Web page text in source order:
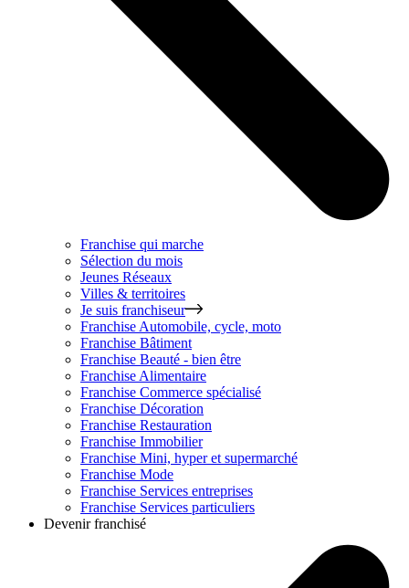
Franchise qui marche
Sélection du mois
Jeunes Réseaux
Villes & territoires
Je suis franchiseur
Franchise Automobile, cycle, moto
Franchise Bâtiment
Franchise Beauté - bien être
Franchise Alimentaire
Franchise Commerce spécialisé
Franchise Décoration
Franchise Restauration
Franchise Immobilier
Franchise Mini, hyper et supermarché
Franchise Mode
Franchise Services entreprises
Franchise Services particuliers
Devenir franchisé